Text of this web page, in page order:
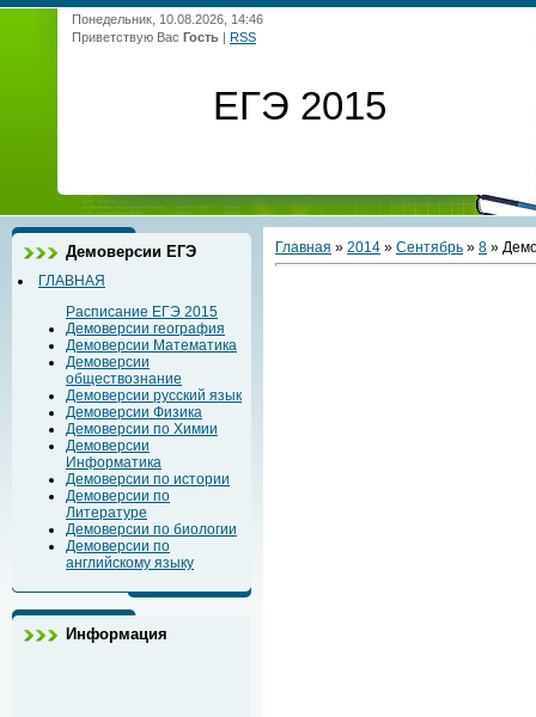
Понедельник, 10.08.2026, 14:46
Приветствую Вас Гость | RSS
ЕГЭ 2015
Демоверсии ЕГЭ
ГЛАВНАЯ
Расписание ЕГЭ 2015
Демоверсии география
Демоверсии Математика
Демоверсии
обществознание
Демоверсии русский язык
Демоверсии Физика
Демоверсии по Химии
Демоверсии
Информатика
Демоверсии по истории
Демоверсии по
Литературе
Демоверсии по биологии
Демоверсии по
английскому языку
Информация
Главная » 2014 » Сентябрь » 8 »